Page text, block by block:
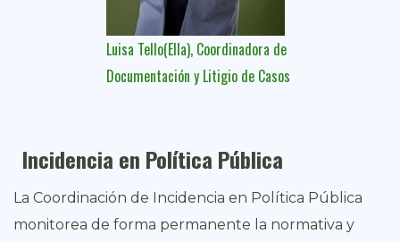
Luisa Tello(Ella), Coordinadora de
Documentación y Litigio de Casos
Incidencia en Política Pública
La Coordinación de Incidencia en Política Pública
monitorea de forma permanente la normativa y